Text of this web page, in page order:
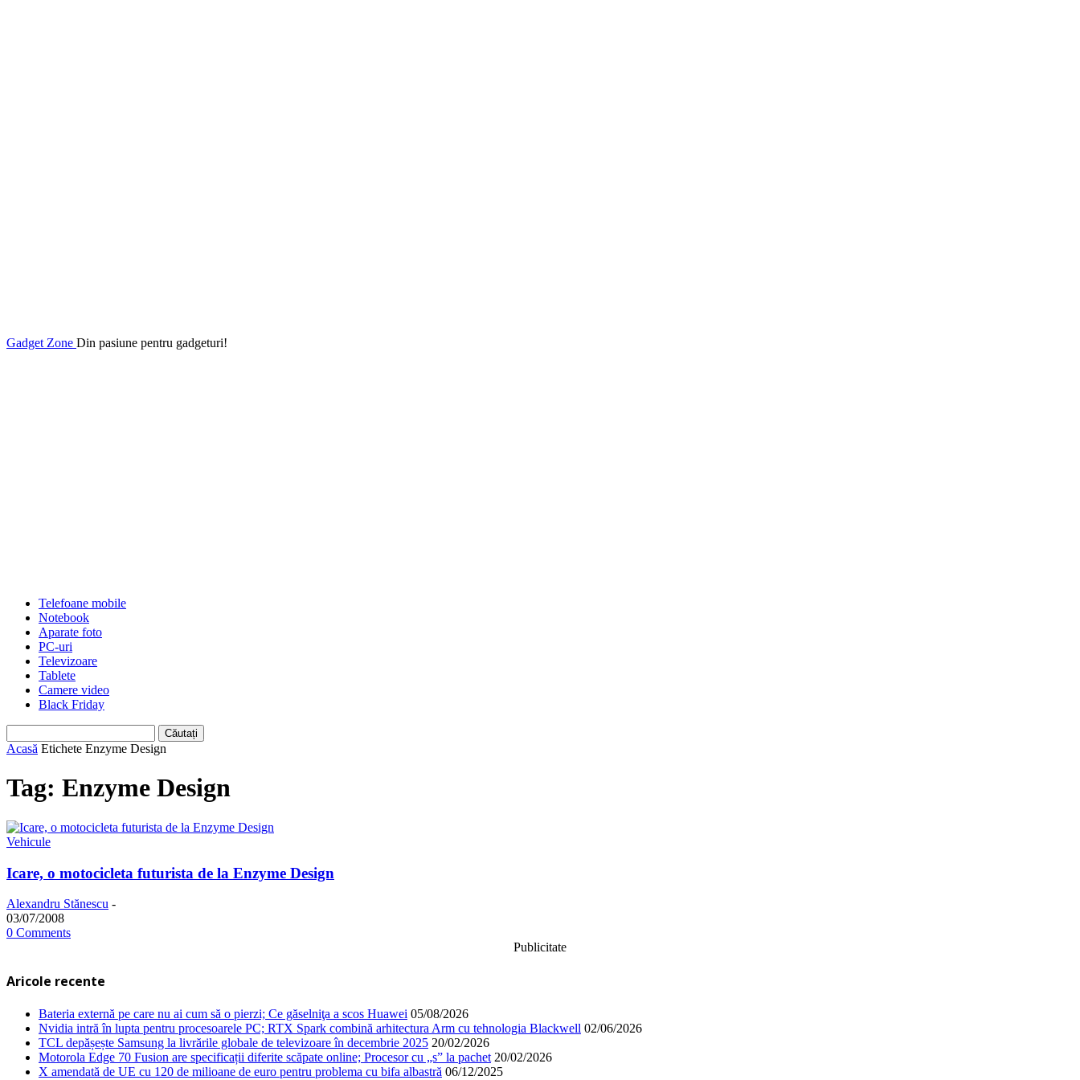
Gadget Zone Din pasiune pentru gadgeturi!
Telefoane mobile
Notebook
Aparate foto
PC-uri
Televizoare
Tablete
Camere video
Black Friday
Acasă Etichete Enzyme Design
Tag: Enzyme Design
Vehicule
Icare, o motocicleta futurista de la Enzyme Design
Alexandru Stănescu -
03/07/2008
0 Comments
Publicitate
Aricole recente
Bateria externă pe care nu ai cum să o pierzi; Ce găselniţa a scos Huawei 05/08/2026
Nvidia intră în lupta pentru procesoarele PC; RTX Spark combină arhitectura Arm cu tehnologia Blackwell 02/06/2026
TCL depășește Samsung la livrările globale de televizoare în decembrie 2025 20/02/2026
Motorola Edge 70 Fusion are specificații diferite scăpate online; Procesor cu „s” la pachet 20/02/2026
X amendată de UE cu 120 de milioane de euro pentru problema cu bifa albastră 06/12/2025